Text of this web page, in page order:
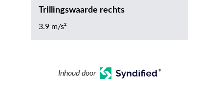
Trillingswaarde rechts
3.9 m/s²
Inhoud door